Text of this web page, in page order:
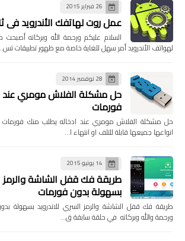
26 فبراير 2015
عمل روت لهاتفك الأندرويد في
السلام عليكم ورحمة الله وبركاته
لهواتف الأندرويد أمر سهل للغاية خاصة مع ظهور تطبيقات
28 نوفمبر 2014
حل مشكلة الفلاش مومري عند
فورمات
حل مشكلة الفلاش مومري عند ادخاله يطلب منك فورمات
انواعها جميعها قابلة للتلف او انتهاء ا…
14 يونيو 2015
طريقة فك قفل الشاشة والرمز
بسهولة بدون فورمات
طريقة فك قفل الشاشة والرمز السري للاندرويد بسهولة
ورحمة والله وبركاته في حلقة سابقة ق…